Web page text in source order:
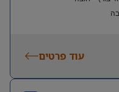
עוד פרטים